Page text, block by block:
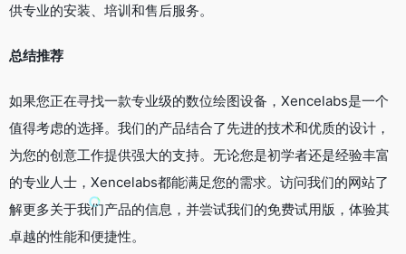
供专业的安装、培训和售后服务。
总结推荐
如果您正在寻找一款专业级的数位绘图设备，Xencelabs是一个
值得考虑的选择。我们的产品结合了先进的技术和优质的设计，
为您的创意工作提供强大的支持。无论您是初学者还是经验丰富
的专业人士，Xencelabs都能满足您的需求。访问我们的网站了
解更多关于我们产品的信息，并尝试我们的免费试用版，体验其
卓越的性能和便捷性。